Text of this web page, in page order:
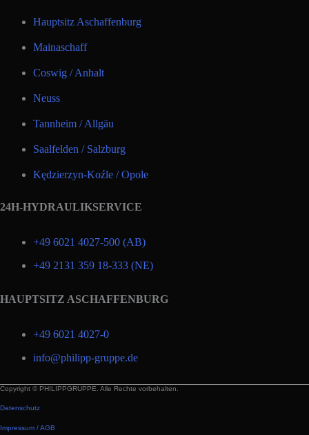
Hauptsitz Aschaffenburg
Mainaschaff
Coswig / Anhalt
Neuss
Tannheim / Allgäu
Saalfelden / Salzburg
Kędzierzyn-Koźle / Opole
24H-HYDRAULIKSERVICE
+49 6021 4027-500 (AB)
+49 2131 359 18-333 (NE)
HAUPTSITZ ASCHAFFENBURG
+49 6021 4027-0
info@philipp-gruppe.de
Copyright © PHILIPPGRUPPE. Alle Rechte vorbehalten.
Datenschutz
Impressum / AGB